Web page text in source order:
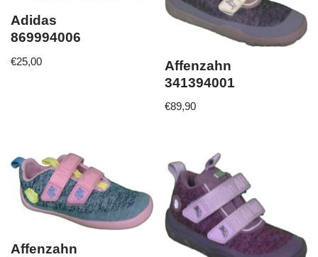
Adidas
869994006
€25,00
Affenzahn
341394001
€89,90
Affenzahn